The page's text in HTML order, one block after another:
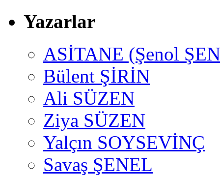
Yazarlar
ASİTANE (Şenol
Bülent ŞİRİN
Ali SÜZEN
Ziya SÜZEN
Yalçın SOYSEVİNÇ
Savaş ŞENEL